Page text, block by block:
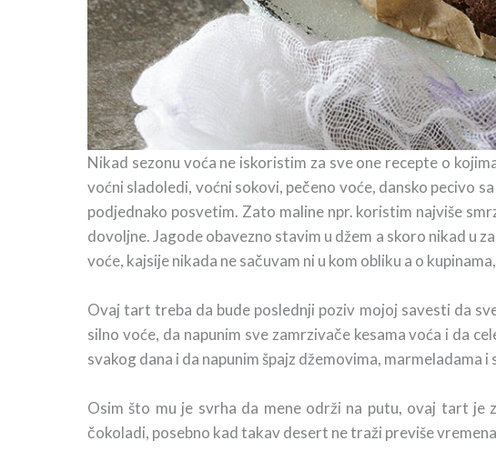
Nikad sezonu voća ne iskoristim za sve one recepte o
voćni sladoledi, voćni sokovi, pečeno voće, dansko pecivo
podjednako posvetim. Zato maline npr. koristim najviše
dovoljne. Jagode obavezno stavim u džem a skoro nikad u
voće, kajsije nikada ne sačuvam ni u kom obliku a o
Ovaj tart treba da bude poslednji poziv mojoj savesti da
silno voće, da napunim sve zamrzivače kesama voća i da
svakog dana i da napunim špajz džemovima,
Osim što mu je svrha da mene održi na putu, ovaj tart je
čokoladi, posebno kad takav desert ne traži previše